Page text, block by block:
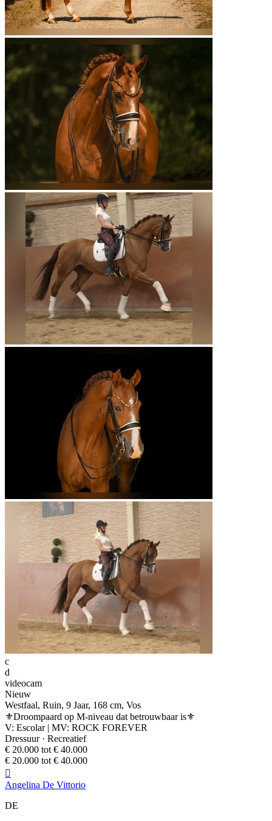
c
d
videocam
Nieuw
Westfaal, Ruin, 9 Jaar, 168 cm, Vos
⚜️Droompaard op M-niveau dat betrouwbaar is⚜️
V: Escolar | MV: ROCK FOREVER
Dressuur · Recreatief
€ 20.000 tot € 40.000
€ 20.000 tot € 40.000

Angelina De Vittorio
DE